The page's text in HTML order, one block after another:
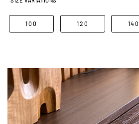
100 120 140